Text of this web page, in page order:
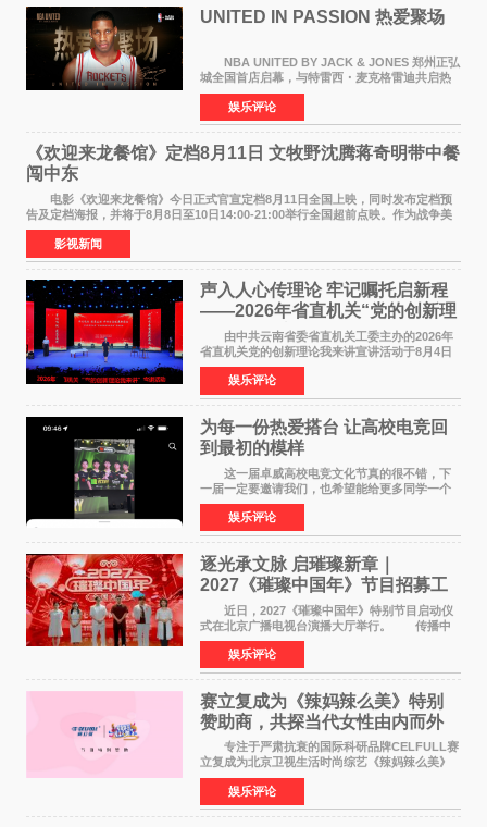
UNITED IN PASSION 热爱聚场
NBA UNITED BY JACK & JONES 郑州正弘
城全国首店启幕，与特雷西・麦克格雷迪共启热
爱 2026 年7 月21 日，
NBAUNITEDBYJACK&JONES 全国首店，于郑
州正弘城正式启幕。NBA 传奇球星
娱乐评论
《欢迎来龙餐馆》定档8月11日 文牧野沈腾蒋奇明带中餐
闯中东
电影《欢迎来龙餐馆》今日正式官宣定档8月11日全国上映，同时发布定档预
告及定档海报，并将于8月8日至10日14:00-21:00举行全国超前点映。作为战争美
食大片，影片讲述的是中国厨师徐福（沈腾
影视新闻
声入人心传理论 牢记嘱托启新程
——2026年省直机关“党的创新理
论我来讲”宣讲活动圆满落幕
由中共云南省委省直机关工委主办的2026年
省直机关党的创新理论我来讲宣讲活动于8月4日
至5日在昆明举办。活动以 "牢记嘱托 感恩奋进
开创云南发展新局面 "为主题，坚持以新时代中国
特色社会主义
娱乐评论
为每一份热爱搭台 让高校电竞回
到最初的模样
这一届卓威高校电竞文化节真的很不错，下
一届一定要邀请我们，也希望能给更多同学一个
来到现场的机会。 2026卓威高校电竞文化节
已经落下帷幕，在活动结束后，仍有不少高校电
竞社负责人和现
娱乐评论
逐光承文脉 启璀璨新章｜
2027《璀璨中国年》节目招募工
作圆满启动
近日，2027《璀璨中国年》特别节目启动仪
式在北京广播电视台演播大厅举行。 传播中
华优秀传统文化，弘扬纯正国风艺术，打造高规
格、高质感、正能量的文艺盛典，是璀璨中国年
矢志不渝的初心
娱乐评论
赛立复成为《辣妈辣么美》特别
赞助商，共探当代女性由内而外
活力美
专注于严肃抗衰的国际科研品牌CELFULL赛
立复成为北京卫视生活时尚综艺《辣妈辣么美》
的特别赞助商,明星辣妈袁咏仪倾情参与，向广大
都市女性传递健康生活新主张，寄语当代女性在
家庭与自我之间
娱乐评论